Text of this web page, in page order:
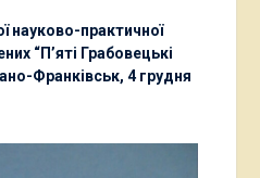
науково-практичної
“П’яті Грабовецькі
Франківськ, 4 грудня